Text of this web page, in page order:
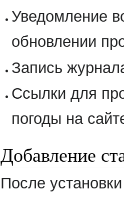
Уведомление
обновлении
Запись
Ссылки для
погоды на
Добавление
После